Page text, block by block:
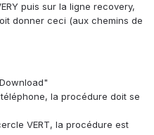
puis sur la ligne recovery,
donner ceci (aux chemins de
la procédure doit se
VERT, la procédure est